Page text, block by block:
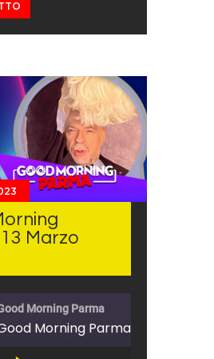
Marzo
Morning Parma
Morning Parma 13 Marzo
Audio